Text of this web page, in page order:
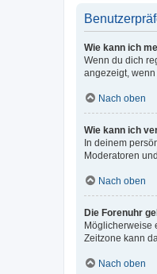
Wie kann ich
Wenn du dich
angezeigt,
Nach oben
Wie kann ich
In deinem
Moderatoren
Nach oben
Die Forenuhr
Möglicherweise
Zeitzone kann
Nach oben